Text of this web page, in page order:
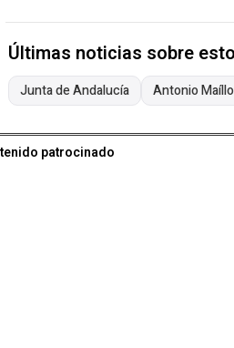
Últimas noticias sobre
Junta de Andalucía Antonio Maíllo
patrocinado